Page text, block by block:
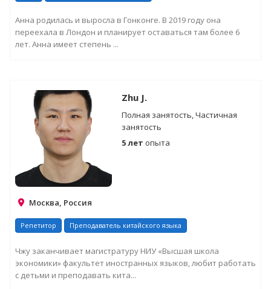
Анна родилась и выросла в Гонконге. В 2019 году она
переехала в Лондон и планирует оставаться там более 6
лет. Анна имеет степень ...
Zhu J.
Полная занятость, Частичная
занятость
5 лет опыта
Москва, Россия
Репетитор Преподаватель китайского языка
Чжу заканчивает магистратуру НИУ «Высшая школа
экономики» факультет иностранных языков, любит работать
с детьми и преподавать кита...